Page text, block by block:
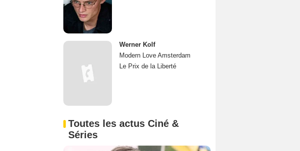
Werner Kolf
Modern Love Amsterdam
Le Prix de la Liberté
Toutes les actus Ciné &
Séries